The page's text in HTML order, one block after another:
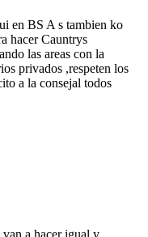
en BS A s tambien ko
hacer Cauntrys
las areas con la
privados ,respeten los
a la consejal todos
a hacer igual y